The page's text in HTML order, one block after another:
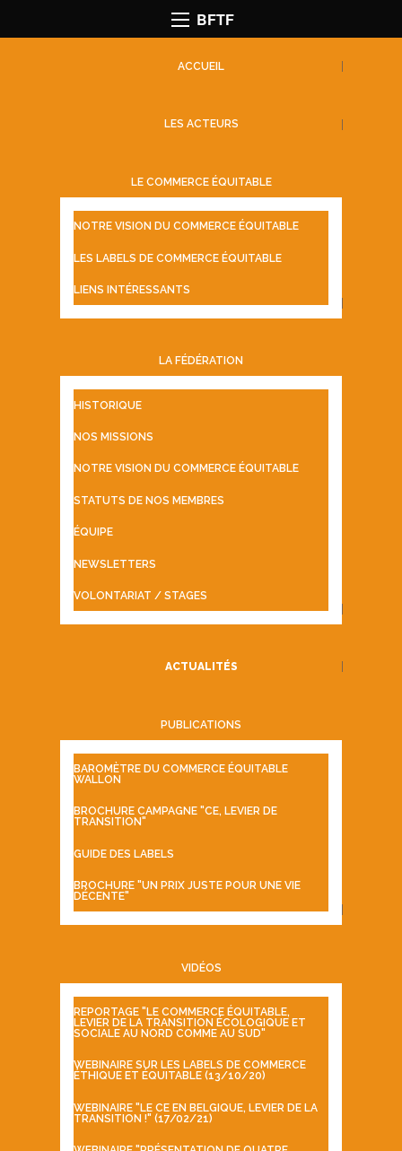
BFTF
ACCUEIL
LES ACTEURS
LE COMMERCE ÉQUITABLE
NOTRE VISION DU COMMERCE ÉQUITABLE
LES LABELS DE COMMERCE ÉQUITABLE
LIENS INTÉRESSANTS
LA FÉDÉRATION
HISTORIQUE
NOS MISSIONS
NOTRE VISION DU COMMERCE ÉQUITABLE
STATUTS DE NOS MEMBRES
ÉQUIPE
NEWSLETTERS
VOLONTARIAT / STAGES
ACTUALITÉS
PUBLICATIONS
BAROMÈTRE DU COMMERCE ÉQUITABLE
WALLON
BROCHURE CAMPAGNE "CE, LEVIER DE
TRANSITION"
GUIDE DES LABELS
BROCHURE "UN PRIX JUSTE POUR UNE VIE
DÉCENTE"
VIDÉOS
REPORTAGE "LE COMMERCE ÉQUITABLE,
LEVIER DE LA TRANSITION ÉCOLOGIQUE ET
SOCIALE AU NORD COMME AU SUD"
WEBINAIRE SUR LES LABELS DE COMMERCE
ÉTHIQUE ET ÉQUITABLE (13/10/20)
WEBINAIRE "LE CE EN BELGIQUE, LEVIER DE LA
TRANSITION !" (17/02/21)